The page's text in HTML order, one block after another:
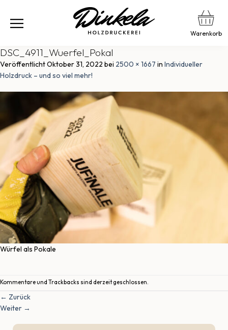
Warenkorb
DSC_4911_Wuerfel_Pokal
VeröffentlichtOktober 31, 2022 bei 2500 × 1667 in Individueller
Holzdruck – und so viel mehr!
Würfel als Pokale
Kommentare und Trackbacks sind derzeit geschlossen.
← Zurück
Weiter →